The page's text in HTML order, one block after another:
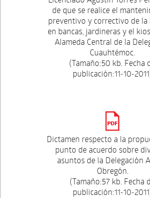
de que se realice el
preventivo y correctivo de la
en bancas, jardineras y el
Alameda Central de la
Cuauhtémoc.
(Tamaño:50 kb. Fecha
publicación:11-10-
Dictamen respecto a la
punto de acuerdo sobre
asuntos de la Delegación
Obregón.
(Tamaño:57 kb. Fecha
publicación:11-10-